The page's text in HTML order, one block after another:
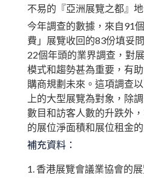
不易的『亞洲展覽之都』地
今年調查的數據，來自91
費」展覽收回的83份填妥
22個年頭的業界調查，對
模式和趨勢甚為重要，有
購商規劃未來。這項調查
上的大型展覽為對象，除
數目和訪客人數的升跌外
的展位淨面積和展位租金
補充資料：
香港展覽會議業協會的